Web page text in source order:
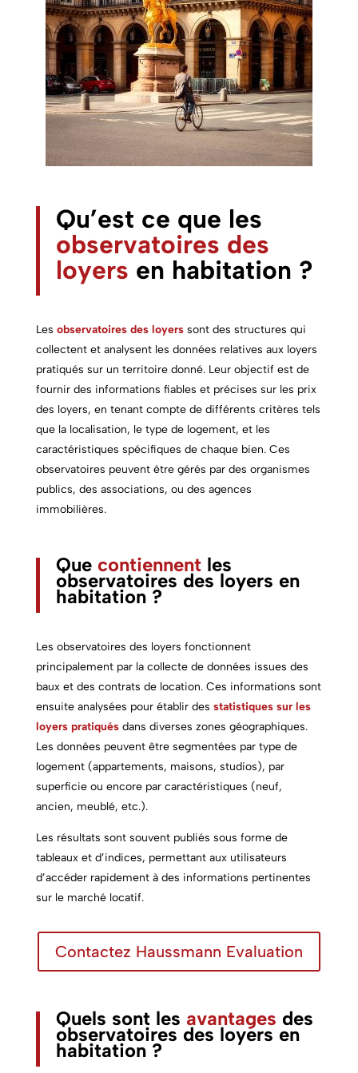
Qu’est ce que les
observatoires des
loyers en habitation ?
Les observatoires des loyers sont des structures qui
collectent et analysent les données relatives aux loyers
pratiqués sur un territoire donné. Leur objectif est de
fournir des informations fiables et précises sur les prix
des loyers, en tenant compte de différents critères tels
que la localisation, le type de logement, et les
caractéristiques spécifiques de chaque bien. Ces
observatoires peuvent être gérés par des organismes
publics, des associations, ou des agences
immobilières.
Que contiennent les
observatoires des loyers en
habitation ?
Les observatoires des loyers fonctionnent
principalement par la collecte de données issues des
baux et des contrats de location. Ces informations sont
ensuite analysées pour établir des statistiques sur les
loyers pratiqués dans diverses zones géographiques.
Les données peuvent être segmentées par type de
logement (appartements, maisons, studios), par
superficie ou encore par caractéristiques (neuf,
ancien, meublé, etc.).
Les résultats sont souvent publiés sous forme de
tableaux et d’indices, permettant aux utilisateurs
d’accéder rapidement à des informations pertinentes
sur le marché locatif.
Contactez Haussmann Evaluation
Quels sont les avantages des
observatoires des loyers en
habitation ?